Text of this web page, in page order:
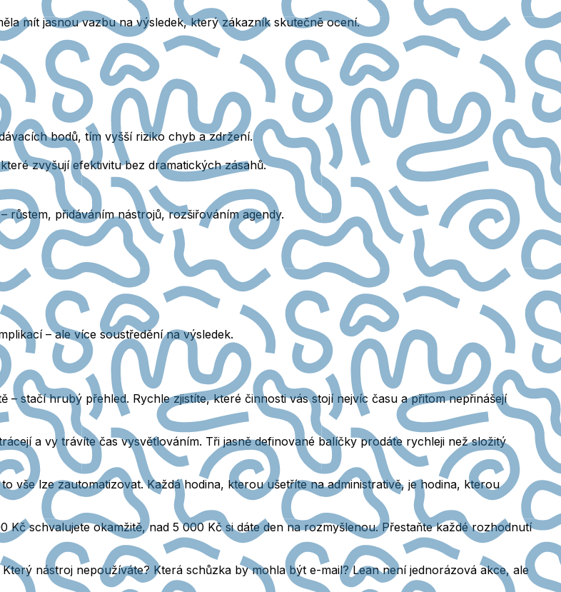
mít jasnou vazbu na výsledek, který zákazník skutečně ocení.
bodů, tím vyšší riziko chyb a zdržení.
zvyšují efektivitu bez dramatických zásahů.
růstem, přidáváním nástrojů, rozšiřováním agendy.
– ale více soustředění na výsledek.
– stačí hrubý přehled. Rychle zjistíte, které činnosti vás stojí nejvíc času a přitom nepřinášejí
a vy trávíte čas vysvětlováním. Tři jasně definované balíčky prodáte rychleji než složitý
vše lze zautomatizovat. Každá hodina, kterou ušetříte na administrativě, je hodina, kterou
Kč schvalujete okamžitě, nad 5 000 Kč si dáte den na rozmyšlenou. Přestaňte každé rozhodnutí
nástroj nepoužíváte? Která schůzka by mohla být e-mail? Lean není jednorázová akce, ale